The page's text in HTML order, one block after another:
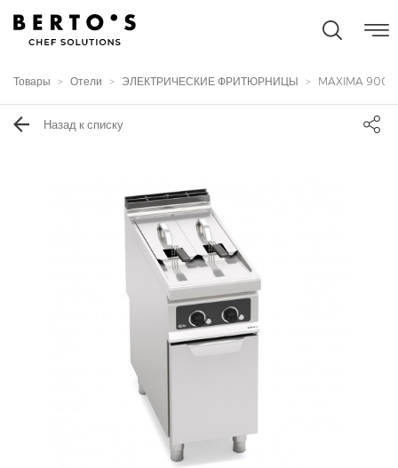
Товары Отели ЭЛЕКТРИЧЕСКИЕ ФРИТЮРНИЦЫ MAXIMA 900
Назад к списку